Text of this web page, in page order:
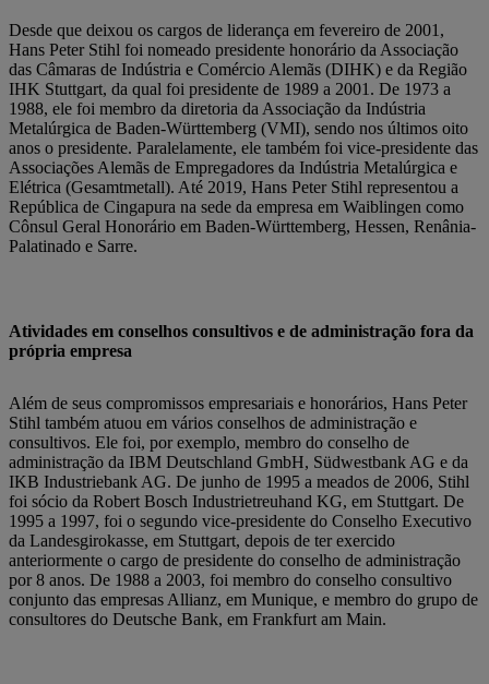
Desde que deixou os cargos de liderança em fevereiro de 2001,
Hans Peter Stihl foi nomeado presidente honorário da Associação
das Câmaras de Indústria e Comércio Alemãs (DIHK) e da Região
IHK Stuttgart, da qual foi presidente de 1989 a 2001. De 1973 a
1988, ele foi membro da diretoria da Associação da Indústria
Metalúrgica de Baden-Württemberg (VMI), sendo nos últimos oito
anos o presidente. Paralelamente, ele também foi vice-presidente das
Associações Alemãs de Empregadores da Indústria Metalúrgica e
Elétrica (Gesamtmetall). Até 2019, Hans Peter Stihl representou a
República de Cingapura na sede da empresa em Waiblingen como
Cônsul Geral Honorário em Baden-Württemberg, Hessen, Renânia-
Palatinado e Sarre.
Atividades em conselhos consultivos e de administração fora da
própria empresa
Além de seus compromissos empresariais e honorários, Hans Peter
Stihl também atuou em vários conselhos de administração e
consultivos. Ele foi, por exemplo, membro do conselho de
administração da IBM Deutschland GmbH, Südwestbank AG e da
IKB Industriebank AG. De junho de 1995 a meados de 2006, Stihl
foi sócio da Robert Bosch Industrietreuhand KG, em Stuttgart. De
1995 a 1997, foi o segundo vice-presidente do Conselho Executivo
da Landesgirokasse, em Stuttgart, depois de ter exercido
anteriormente o cargo de presidente do conselho de administração
por 8 anos. De 1988 a 2003, foi membro do conselho consultivo
conjunto das empresas Allianz, em Munique, e membro do grupo de
consultores do Deutsche Bank, em Frankfurt am Main.